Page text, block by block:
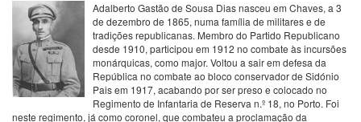
Adalberto Gastão de Sousa Dias nasceu em Chaves, a 3
de dezembro de 1865, numa família de militares e de
tradições republicanas. Membro do Partido Republicano
desde 1910, participou em 1912 no combate às incursões
monárquicas, como major. Voltou a sair em defesa da
República no combate ao bloco conservador de Sidónio
Pais em 1917, acabando por ser preso e colocado no
Regimento de Infantaria de Reserva n.º 18, no Porto. Foi
neste regimento, já como coronel, que combateu a proclamação da